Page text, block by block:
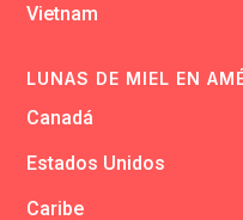
Vietnam
LUNAS DE MIEL EN
Canadá
Estados Unidos
Caribe